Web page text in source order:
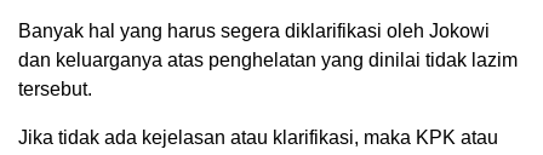
Banyak hal yang harus segera diklarifikasi oleh Jokowi
dan keluarganya atas penghelatan yang dinilai tidak lazim
tersebut.
Jika tidak ada kejelasan atau klarifikasi, maka KPK atau